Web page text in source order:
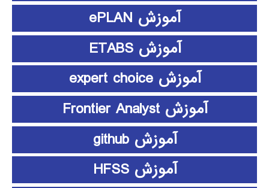
آموزش ePLAN
آموزش ETABS
آموزش expert choice
آموزش Frontier Analyst
آموزش github
آموزش HFSS